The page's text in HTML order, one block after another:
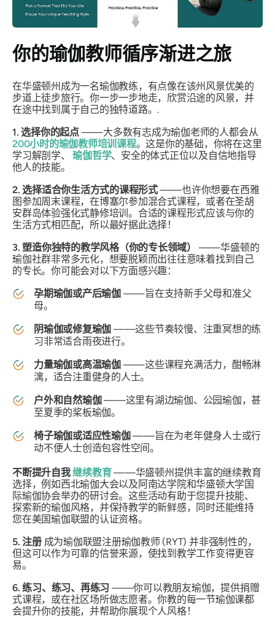
你的瑜伽教师循序渐进之旅
在华盛顿州成为一名瑜伽教练，有点像在该州风景优美的
步道上徒步旅行。你一步一步地走，欣赏沿途的风景，并
在途中找到属于自己的独特道路。.
1. 选择你的起点——大多数有志成为瑜伽老师的人都会从
200小时的瑜伽教师培训课程。这是你的基础，你将在这里
学习解剖学、瑜伽哲学、安全的体式正位以及自信地指导
他人的技能。
2. 选择适合你生活方式的课程形式——也许你想要在西雅
图参加周末课程，在博塞尔参加混合式课程，或者在圣胡
安群岛体验强化式静修培训。合适的课程形式应该与你的
生活方式相匹配，所以最好据此选择！
3. 塑造你独特的教学风格（你的专长领域）
——华盛顿的
瑜伽社群非常多元化，想要脱颖而出往往意味着找到自己
的专长。你可能会对以下方面感兴趣：
孕期瑜伽或产后瑜伽 ——旨在支持新手父母和准父
母。
阴瑜伽或修复瑜伽 ——这些节奏较慢、注重冥想的练
习非常适合雨夜进行。
力量瑜伽或高温瑜伽 ——这些课程充满活力，酣畅淋
漓，适合注重健身的人士。
户外和自然瑜伽 ——这里有湖边瑜伽、公园瑜伽，甚
至夏季的桨板瑜伽。
椅子瑜伽或适应性瑜伽 ——旨在为老年健身人士或行
动不便人士创造包容性空间。
不断提升自我继续教育——华盛顿州提供丰富的继续教育
选择，例如西北瑜伽大会以及阿南达学院和华盛顿大学国
际瑜伽协会举办的研讨会。这些活动有助于您提升技能、
探索新的瑜伽风格，并保持教学的新鲜感，同时还能维持
您在美国瑜伽联盟的认证资格。
5. 注册 成为瑜伽联盟注册瑜伽教师 (RYT) 并非强制性的，
但这可以作为可靠的信誉来源，使找到教学工作变得更容
易。
6. 练习、练习、再练习 ——你可以教朋友瑜伽，提供捐赠
式课程，或在社区场所做志愿者。你教的每一节瑜伽课都
会提升你的技能，并帮助你展现个人风格！